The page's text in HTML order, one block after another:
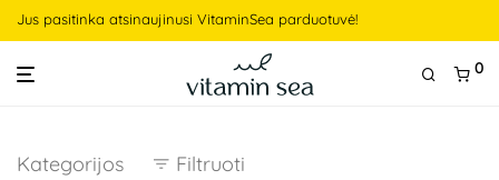
Jus pasitinka atsinaujinusi VitaminSea parduotuvė!
0
Kategorijos Filtruoti